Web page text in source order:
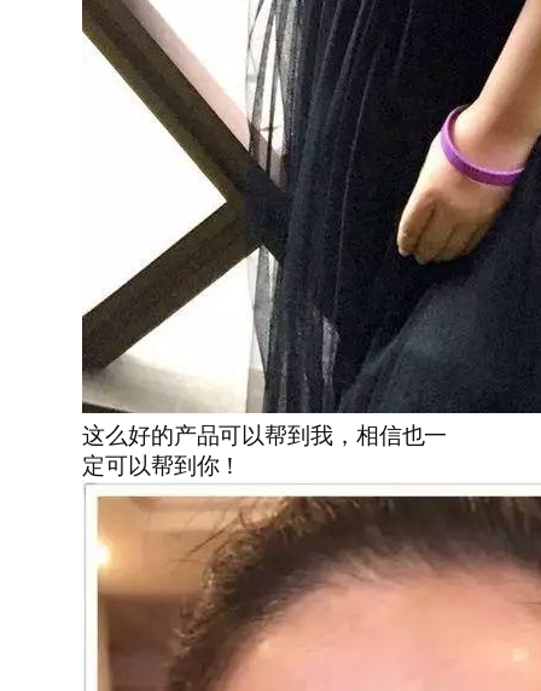
这么好的产品可以帮到我，相信也一
定可以帮到你！